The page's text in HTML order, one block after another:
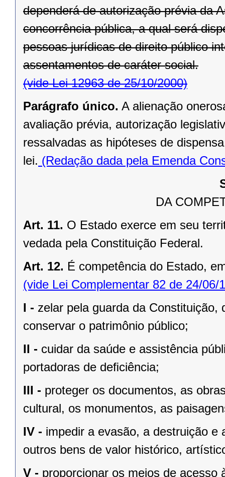
dependerá de autorização prévia da
concorrência pública, a qual será
pessoas jurídicas de direito público
assentamentos de caráter social.
(vide Lei 12963 de 25/10/2000)
Parágrafo único. A alienação
avaliação prévia, autorização
ressalvadas as hipóteses de
lei. (Redação dada pela Emenda
DA
Art. 11. O Estado exerce em seu
vedada pela Constituição Federal.
Art. 12. É competência do Estado,
(vide Lei Complementar 82 de 24/06/
I - zelar pela guarda da
conservar o patrimônio público;
II - cuidar da saúde e assistência
portadoras de deﬁciência;
III - proteger os documentos, as
cultural, os monumentos, as
IV - impedir a evasão, a destruição e
outros bens de valor histórico,
V - proporcionar os meios de acesso